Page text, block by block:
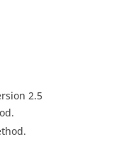
2.5